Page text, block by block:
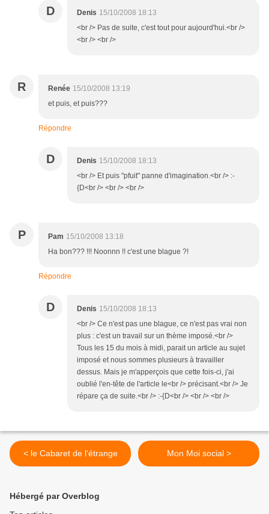
D Denis 15/10/2008 18:13
<br /> Pas de suite, c'est tout pour aujourd'hui.<br />
<br /> <br />
R Renée 15/10/2008 13:19
et puis, et puis???
Répondre
D Denis 15/10/2008 18:13
<br /> Et puis "pfuit" panne d'imagination.<br /> :-
{D<br /> <br /> <br />
P Pam 15/10/2008 13:18
Ha bon??? !!! Noonnn !! c'est une blague ?!
Répondre
D Denis 15/10/2008 18:13
<br /> Ce n'est pas une blague, ce n'est pas vrai non
plus : c'est un travail sur un thème imposé.<br />
Tous les 15 du mois à midi, parait un article au sujet
imposé et nous sommes plusieurs à travailler
dessus. Mais je m'apperçois que cette fois-ci, j'ai
oublié l'en-tête de l'article le<br /> précisant.<br /> Je
répare ça de suite.<br /> :-{D<br /> <br /> <br />
< le Cabaret de l'étrange Mon Moi social >
Hébergé par Overblog